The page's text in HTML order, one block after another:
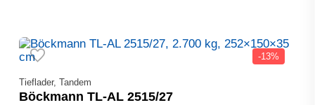
-13%
Tieflader, Tandem
Böckmann TL-AL 2515/27